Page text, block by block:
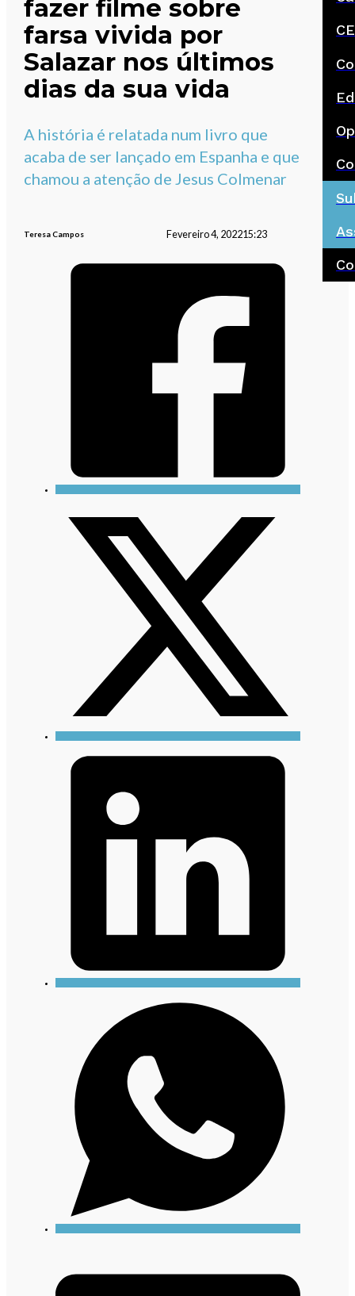
fazer filme sobre
farsa vivida por
Salazar nos últimos
dias da sua vida
A história é relatada num livro que
acaba de ser lançado em Espanha e que
chamou a atenção de Jesus Colmenar
Teresa Campos Fevereiro 4, 202215:23